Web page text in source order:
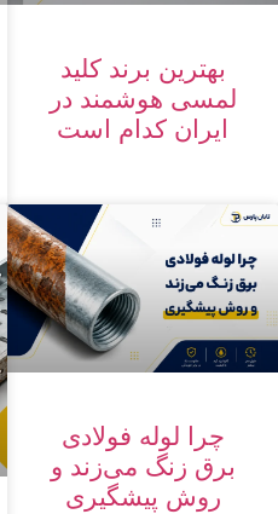
بهترین برند کلید
لمسی هوشمند در
ایران کدام است
چرا لوله فولادی
برق زنگ می‌زند و
روش پیشگیری